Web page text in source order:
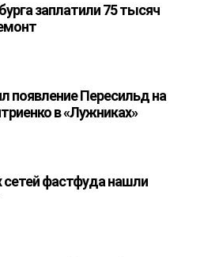
заплатили 75 тысяч
появление Пересильд на
в «Лужниках»
сетей фастфуда нашли